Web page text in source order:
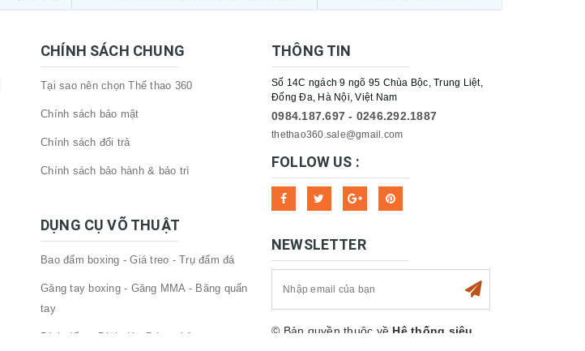
CHÍNH SÁCH CHUNG
Tại sao nên chọn Thể thao 360
Chính sách bảo mật
Chính sách đổi trả
Chính sách bảo hành & bảo trì
DỤNG CỤ VÕ THUẬT
Bao đấm boxing - Giá treo - Trụ đấm đá
Găng tay boxing - Găng MMA - Băng quấn
tay
Đích đấm - Đích đá - Bóng phản xạ
THÔNG TIN
Số 14C ngách 9 ngõ 95 Chùa Bộc, Trung Liệt,
Đống Đa, Hà Nội, Việt Nam
0984.187.697 - 0246.292.1887
thethao360.sale@gmail.com
FOLLOW US :
NEWSLETTER
© Bản quyền thuộc về Hệ thống siêu